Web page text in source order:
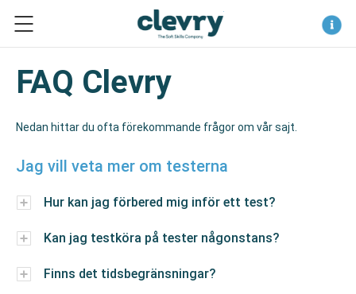
FAQ Clevry
Nedan hittar du ofta förekommande frågor om vår sajt.
Jag vill veta mer om testerna
Hur kan jag förbered mig inför ett test?
Kan jag testköra på tester någonstans?
Finns det tidsbegränsningar?